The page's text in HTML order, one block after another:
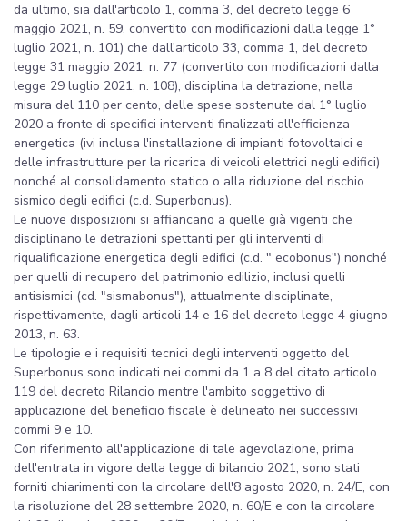
da ultimo, sia dall'articolo 1, comma 3, del decreto legge 6
maggio 2021, n. 59, convertito con modificazioni dalla legge 1°
luglio 2021, n. 101) che dall'articolo 33, comma 1, del decreto
legge 31 maggio 2021, n. 77 (convertito con modificazioni dalla
legge 29 luglio 2021, n. 108), disciplina la detrazione, nella
misura del 110 per cento, delle spese sostenute dal 1° luglio
2020 a fronte di specifici interventi finalizzati all'efficienza
energetica (ivi inclusa l'installazione di impianti fotovoltaici e
delle infrastrutture per la ricarica di veicoli elettrici negli edifici)
nonché al consolidamento statico o alla riduzione del rischio
sismico degli edifici (c.d. Superbonus).
Le nuove disposizioni si affiancano a quelle già vigenti che
disciplinano le detrazioni spettanti per gli interventi di
riqualificazione energetica degli edifici (c.d. " ecobonus") nonché
per quelli di recupero del patrimonio edilizio, inclusi quelli
antisismici (cd. "sismabonus"), attualmente disciplinate,
rispettivamente, dagli articoli 14 e 16 del decreto legge 4 giugno
2013, n. 63.
Le tipologie e i requisiti tecnici degli interventi oggetto del
Superbonus sono indicati nei commi da 1 a 8 del citato articolo
119 del decreto Rilancio mentre l'ambito soggettivo di
applicazione del beneficio fiscale è delineato nei successivi
commi 9 e 10.
Con riferimento all'applicazione di tale agevolazione, prima
dell'entrata in vigore della legge di bilancio 2021, sono stati
forniti chiarimenti con la circolare dell'8 agosto 2020, n. 24/E, con
la risoluzione del 28 settembre 2020, n. 60/E e con la circolare